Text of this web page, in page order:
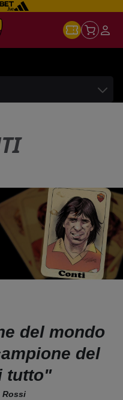
del mondo
del
tutto"
Rossi